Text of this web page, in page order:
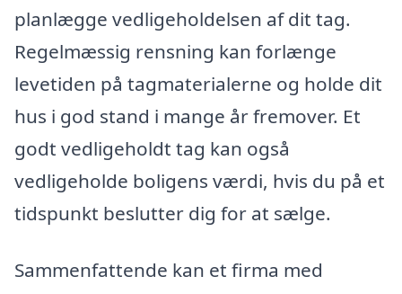
planlægge vedligeholdelsen af dit tag.
Regelmæssig rensning kan forlænge
levetiden på tagmaterialerne og holde dit
hus i god stand i mange år fremover. Et
godt vedligeholdt tag kan også
vedligeholde boligens værdi, hvis du på et
tidspunkt beslutter dig for at sælge.
Sammenfattende kan et firma med